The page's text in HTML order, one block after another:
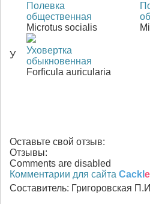
Полевка
общественная
Microtus socialis
У
Уховертка
обыкновенная
Forficula auricularia
Оставьте свой отзыв:
Отзывы:
Comments are disabled
Комментарии для сайта Cackl e
Составитель: Григоровская